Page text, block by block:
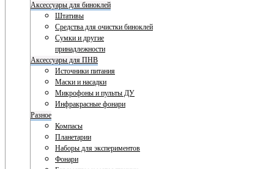
Аксессуары для биноклей
Штативы
Средства для очистки биноклей
Сумки и другие
принадлежности
Аксессуары для ПНВ
Источники питания
Маски и насадки
Микрофоны и пульты ДУ
Инфракрасные фонари
Разное
Компасы
Планетарии
Наборы для экспериментов
Фонари